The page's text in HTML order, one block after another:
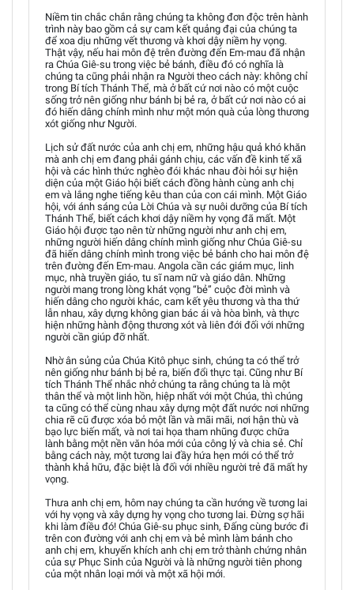
Niềm tin chắc chắn rằng chúng ta không đơn độc trên hành
trình này bao gồm cả sự cam kết quảng đại của chúng ta
để xoa dịu những vết thương và khơi dậy niềm hy vọng.
Thật vậy, nếu hai môn đệ trên đường đến Em-mau đã nhận
ra Chúa Giê-su trong việc bẻ bánh, điều đó có nghĩa là
chúng ta cũng phải nhận ra Người theo cách này: không chỉ
trong Bí tích Thánh Thể, mà ở bất cứ nơi nào có một cuộc
sống trở nên giống như bánh bị bẻ ra, ở bất cứ nơi nào có ai
đó hiến dâng chính mình như một món quà của lòng thương
xót giống như Người.
Lịch sử đất nước của anh chị em, những hậu quả khó khăn
mà anh chị em đang phải gánh chịu, các vấn đề kinh tế xã
hội và các hình thức nghèo đói khác nhau đòi hỏi sự hiện
diện của một Giáo hội biết cách đồng hành cùng anh chị
em và lắng nghe tiếng kêu than của con cái mình. Một Giáo
hội, với ánh sáng của Lời Chúa và sự nuôi dưỡng của Bí tích
Thánh Thể, biết cách khơi dậy niềm hy vọng đã mất. Một
Giáo hội được tạo nên từ những người như anh chị em,
những người hiến dâng chính mình giống như Chúa Giê-su
đã hiến dâng chính mình trong việc bẻ bánh cho hai môn đệ
trên đường đến Em-mau. Angola cần các giám mục, linh
mục, nhà truyền giáo, tu sĩ nam nữ và giáo dân. Những
người mang trong lòng khát vọng “bẻ” cuộc đời mình và
hiến dâng cho người khác, cam kết yêu thương và tha thứ
lẫn nhau, xây dựng không gian bác ái và hòa bình, và thực
hiện những hành động thương xót và liên đới đối với những
người cần giúp đỡ nhất.
Nhờ ân sủng của Chúa Kitô phục sinh, chúng ta có thể trở
nên giống như bánh bị bẻ ra, biến đổi thực tại. Cũng như Bí
tích Thánh Thể nhắc nhở chúng ta rằng chúng ta là một
thân thể và một linh hồn, hiệp nhất với một Chúa, thì chúng
ta cũng có thể cùng nhau xây dựng một đất nước nơi những
chia rẽ cũ được xóa bỏ một lần và mãi mãi, nơi hận thù và
bạo lực biến mất, và nơi tai họa tham nhũng được chữa
lành bằng một nền văn hóa mới của công lý và chia sẻ. Chỉ
bằng cách này, một tương lai đầy hứa hẹn mới có thể trở
thành khả hữu, đặc biệt là đối với nhiều người trẻ đã mất hy
vọng.
Thưa anh chị em, hôm nay chúng ta cần hướng về tương lai
với hy vọng và xây dựng hy vọng cho tương lai. Đừng sợ hãi
khi làm điều đó! Chúa Giê-su phục sinh, Đấng cùng bước đi
trên con đường với anh chị em và bẻ mình làm bánh cho
anh chị em, khuyến khích anh chị em trở thành chứng nhân
của sự Phục Sinh của Người và là những người tiên phong
của một nhân loại mới và một xã hội mới.